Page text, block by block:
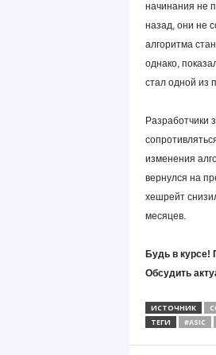
начинания не
назад, они не
алгоритма
однако,
стал одной из
Разработчики
изменения
вернулся на
хешрейт
месяцев.
Будь в курсе!
Обсудить
ИСТОЧНИК
ТЕГИ
#ASIC